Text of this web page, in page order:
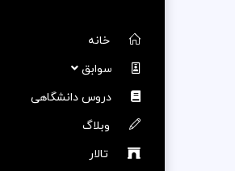
خانه
سوابق
دروس دانشگاهی
وبلاگ
تالار